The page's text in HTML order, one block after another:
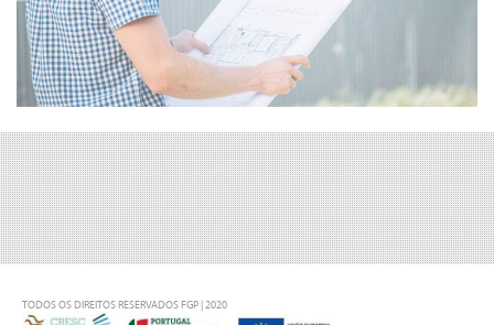
TODOS OS DIREITOS RESERVADOS FGP | 2020